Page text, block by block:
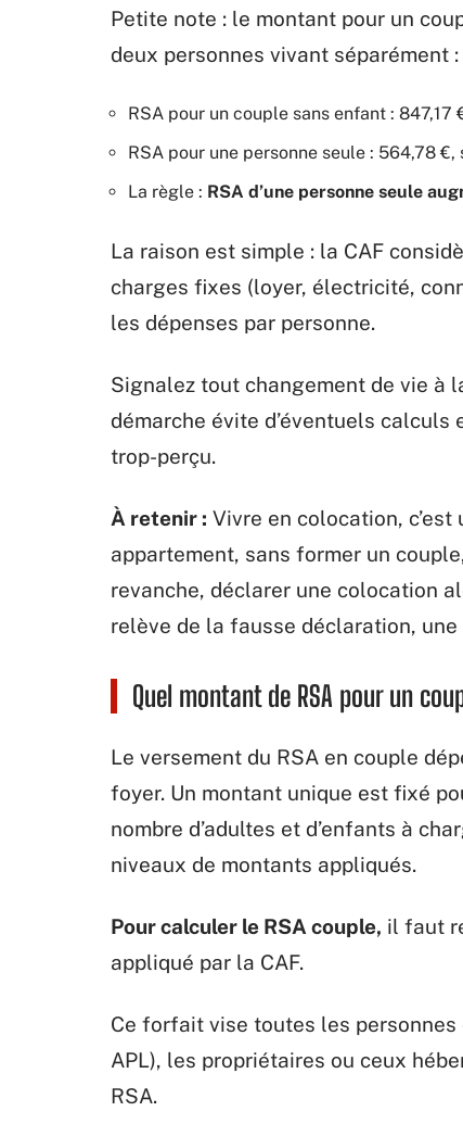
Petite note : le montant pour un
deux personnes vivant séparément :
RSA pour un couple sans enfant : 847,17
RSA pour une personne seule : 564,78
La règle : RSA d’une personne seule
La raison est simple : la CAF
charges fixes (loyer, électricité,
les dépenses par personne.
Signalez tout changement de vie à
démarche évite d’éventuels calculs
trop-perçu.
À retenir : Vivre en colocation,
appartement, sans former un
revanche, déclarer une colocation
relève de la fausse déclaration,
Quel montant de RSA pour un
Le versement du RSA en couple
foyer. Un montant unique est fixé
nombre d’adultes et d’enfants à
niveaux de montants appliqués.
Pour calculer le RSA couple, il faut
appliqué par la CAF.
Ce forfait vise toutes les
APL), les propriétaires ou ceux
RSA.